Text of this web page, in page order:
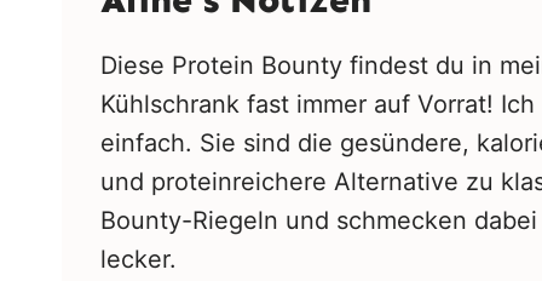
Diese Protein Bounty findest du in
Kühlschrank fast immer auf Vorrat!
einfach. Sie sind die gesündere,
und proteinreichere Alternative zu
Bounty-Riegeln und schmecken
lecker.